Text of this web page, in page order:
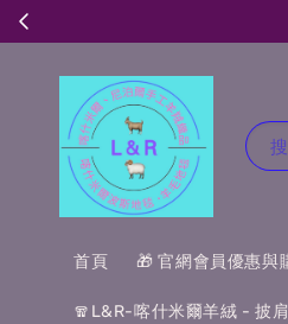
首頁 🎁 官網會員優惠與
🧣L&R-喀什米爾羊絨 - 披